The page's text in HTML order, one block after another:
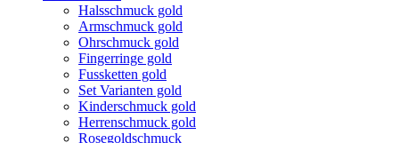
Halsschmuck gold
Armschmuck gold
Ohrschmuck gold
Fingerringe gold
Fussketten gold
Set Varianten gold
Kinderschmuck gold
Herrenschmuck gold
Rosegoldschmuck